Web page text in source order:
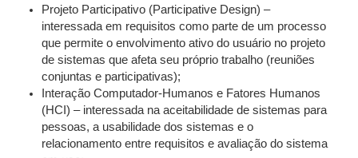
Projeto Participativo (Participative Design) –
interessada em requisitos como parte de um processo
que permite o envolvimento ativo do usuário no projeto
de sistemas que afeta seu próprio trabalho (reuniões
conjuntas e participativas);
Interação Computador-Humanos e Fatores Humanos
(HCI) – interessada na aceitabilidade de sistemas para
pessoas, a usabilidade dos sistemas e o
relacionamento entre requisitos e avaliação do sistema